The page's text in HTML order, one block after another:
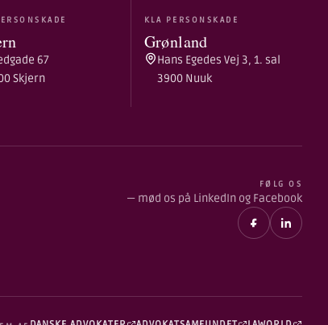
67
Skjern
KLA PERSONSKADE
Grønland
Hans Egedes Vej 3, 1. sal
3900 Nuuk
FØLG OS
— mød os på LinkedIn og Facebook